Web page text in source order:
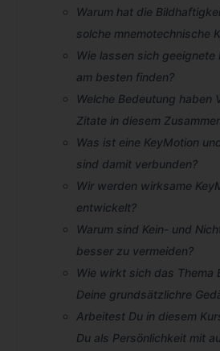
Warum hat die
solche mnemotechnische
Wie lassen sich
am besten finden?
Welche Bedeutung haben
Zitate in diesem
Was ist eine KeyMotion
sind damit verbunden?
Wir werden wirksame
entwickelt?
Warum sind Kein- und
besser zu vermeiden?
Wie wirkt sich das Thema
Deine grundsätzlichre
Arbeitest Du in diesem
Du als Persönlichkeit mit